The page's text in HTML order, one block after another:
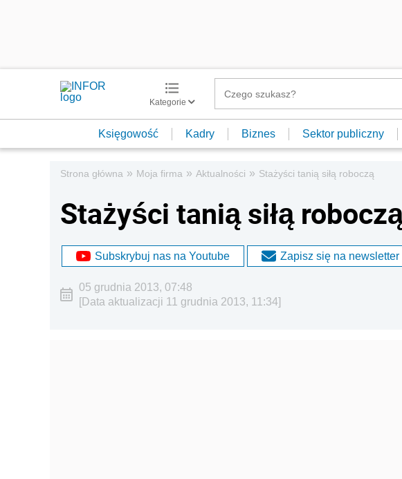
Kategorie
Księgowość Kadry Biznes Sektor publiczny
Strona główna » Moja firma » Aktualności » Stażyści tanią siłą roboczą
Stażyści tanią siłą
Subskrybuj nas na Youtube Zapisz się na newsletter
05 grudnia 2013, 07:48
[Data aktualizacji 11 grudnia 2013, 11:34]